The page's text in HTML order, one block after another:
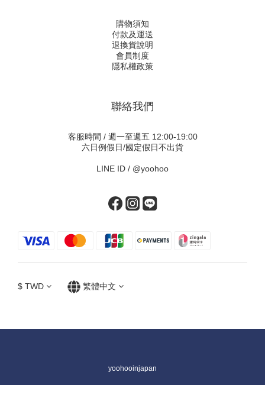
購物須知
付款及運送
退換貨說明
會員制度
隱私權政策
聯絡我們
客服時間 / 週一至週五 12:00-19:00
六日例假日/國定假日不出貨
LINE ID / @yoohoo
$ TWD 繁體中文
yoohooinjapan